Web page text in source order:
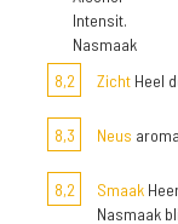
Intensit.
Nasmaak
8,2
Zicht Heel
8,3 Neus
8,2 Smaak
Nasmaak